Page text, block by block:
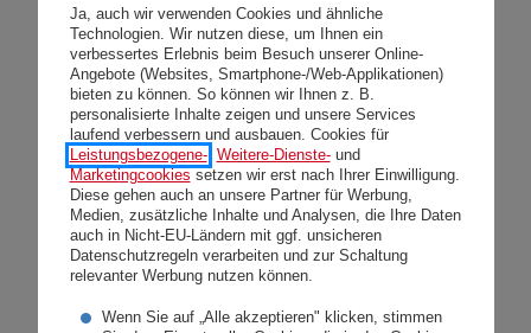
Ja, auch wir verwenden Cookies und ähnliche
Technologien. Wir nutzen diese, um Ihnen ein
verbessertes Erlebnis beim Besuch unserer Online-
Angebote (Websites, Smartphone-/Web-Applikationen)
bieten zu können. So können wir Ihnen z. B.
personalisierte Inhalte zeigen und unsere Services
laufend verbessern und ausbauen. Cookies für
Leistungsbezogene-, Weitere-Dienste-und
Marketingcookies setzen wir erst nach Ihrer Einwilligung.
Diese gehen auch an unsere Partner für Werbung,
Medien, zusätzliche Inhalte und Analysen, die Ihre Daten
auch in Nicht-EU-Ländern mit ggf. unsicheren
Datenschutzregeln verarbeiten und zur Schaltung
relevanter Werbung nutzen können.
Wenn Sie auf „Alle akzeptieren" klicken, stimmen
Beim ersten Frauen-Info-Tag am 11. Juni 2019 in
Wien erfahren Interessierte mehr über Ausbildung
und Karriere bei der DONAU. Die beiden DONAU-
Beraterinnen Emina Badjic und Anita Gamerith
geben bei der Veranstaltung einen Einblick in die
Praxis und erzählen von ihren Erfahrungen in
punkto Berufsimage, Einkommenssicherheit und
Flexibilität beim Arbeiten.
Weiterlesen